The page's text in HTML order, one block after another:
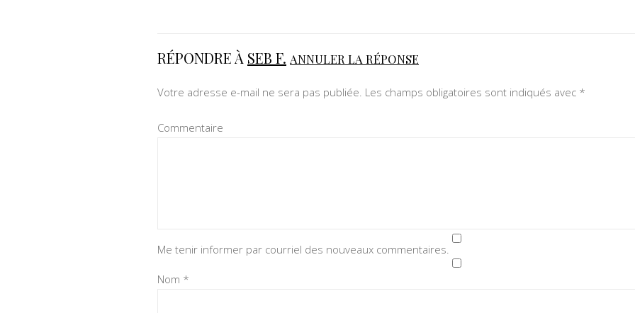
RÉPONDRE À SEB F. ANNULER LA RÉPONSE
Votre adresse e-mail ne sera pas publiée. Les champs obligatoires sont indiqués avec *
Commentaire
Me tenir informer par courriel des nouveaux commentaires.
Nom *